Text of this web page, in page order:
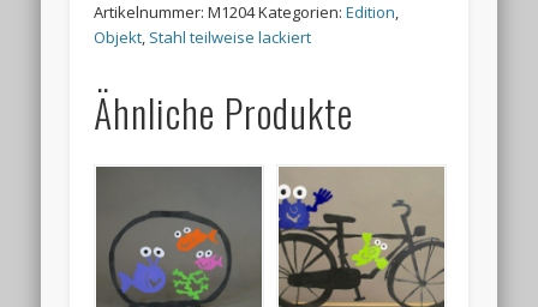
Artikelnummer:M1204Kategorien:Edition,
Objekt, Stahl teilweise lackiert
Ähnliche Produkte